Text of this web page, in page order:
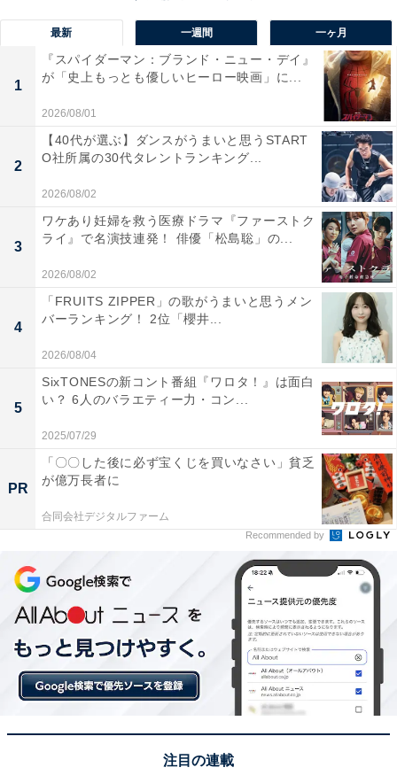
倒されます。「医者として納得できないことはあるが一
緒に働いてみたい。日本に来てほしい」という世良に賭
けを持ちかける天城。赤か黒かを賭けたルーレットが想
定外の緑で止まると、天城は日本行きを承諾。佐伯から
の手紙は、新病院「桜宮心臓外科センター」のセンター
長に推挙するというもので――。
画像出典：TBS『ブラックペアン シーズン2』公式Webサイト
天城が一瞬見せた表情に隠された謎――渡海との
最新 一週間 一ヶ月
1
『スパイダーマン：ブランド・ニュー・デイ』
が「史上もっとも優しいヒーロー映画」に...
2026/08/01
2
【40代が選ぶ】ダンスがうまいと思うSTART
O社所属の30代タレントランキング...
2026/08/02
3
ワケあり妊婦を救う医療ドラマ『ファーストク
ライ』で名演技連発！ 俳優「松島聡」の...
2026/08/02
4
「FRUITS ZIPPER」の歌がうまいと思うメン
バーランキング！ 2位「櫻井...
2026/08/04
5
SixTONESの新コント番組『ワロタ！』は面白
い？ 6人のバラエティー力・コン...
2025/07/29
PR
「〇〇した後に必ず宝くじを買いなさい」貧乏
が億万長者に
合同会社デジタルファーム
Recommended by
注目の連載